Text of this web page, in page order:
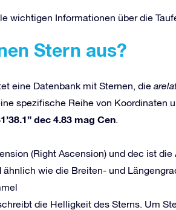
wichtigen Informationen über die
Stern aus?
eine Datenbank mit Sternen, die
spezifische Reihe von Koordinaten
dec 4.83 mag Cen.
(Right Ascension) und dec ist die
wie die Breiten- und
die Helligkeit des Sterns. Um